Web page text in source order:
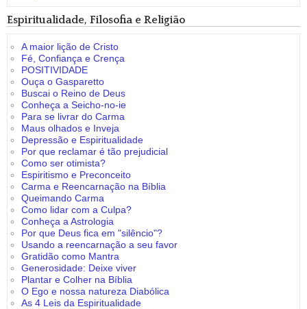
Espiritualidade, Filosofia e Religião
A maior lição de Cristo
Fé, Confiança e Crença
POSITIVIDADE
Ouça o Gasparetto
Buscai o Reino de Deus
Conheça a Seicho-no-ie
Para se livrar do Carma
Maus olhados e Inveja
Depressão e Espiritualidade
Por que reclamar é tão prejudicial
Como ser otimista?
Espiritismo e Preconceito
Carma e Reencarnação na Bíblia
Queimando Carma
Como lidar com a Culpa?
Conheça a Astrologia
Por que Deus fica em "silêncio"?
Usando a reencarnação a seu favor
Gratidão como Mantra
Generosidade: Deixe viver
Plantar e Colher na Bíblia
O Ego e nossa natureza Diabólica
As 4 Leis da Espiritualidade